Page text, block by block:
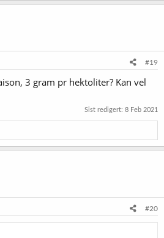
#19
3 gram pr hektoliter? Kan vel
Sist redigert: 8 Feb 2021
#20